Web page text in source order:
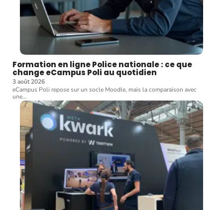
Formation en ligne Police nationale : ce que
change eCampus Poli au quotidien
3 août 2026
eCampus Poli repose sur un socle Moodle, mais la comparaison avec
une…